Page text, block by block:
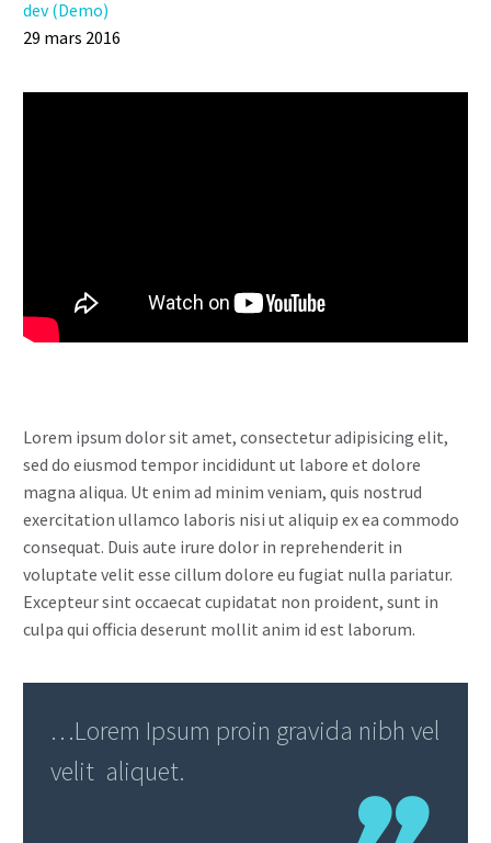
dev (Demo)
29 mars 2016
Lorem ipsum dolor sit amet, consectetur adipisicing elit,
sed do eiusmod tempor incididunt ut labore et dolore
magna aliqua. Ut enim ad minim veniam, quis nostrud
exercitation ullamco laboris nisi ut aliquip ex ea commodo
consequat. Duis aute irure dolor in reprehenderit in
voluptate velit esse cillum dolore eu fugiat nulla pariatur.
Excepteur sint occaecat cupidatat non proident, sunt in
culpa qui officia deserunt mollit anim id est laborum.
…Lorem Ipsum proin gravida nibh vel
velit aliquet.